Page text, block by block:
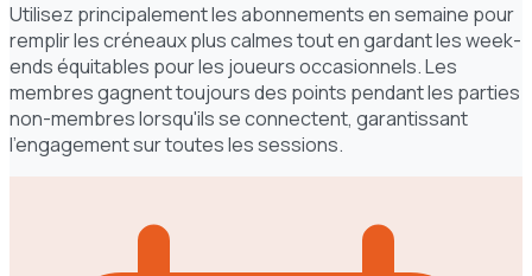
Utilisez principalement les abonnements en semaine pour
remplir les créneaux plus calmes tout en gardant les week-
ends équitables pour les joueurs occasionnels. Les
membres gagnent toujours des points pendant les parties
non-membres lorsqu'ils se connectent, garantissant
l'engagement sur toutes les sessions.